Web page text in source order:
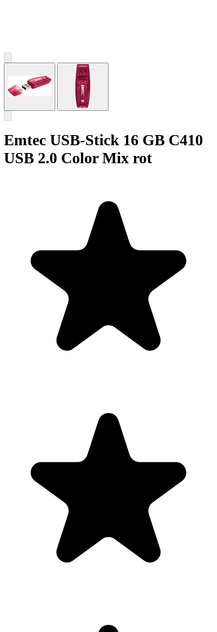
Emtec USB-Stick 16 GB C410
USB 2.0 Color Mix rot